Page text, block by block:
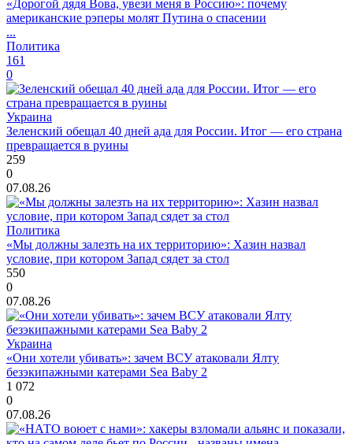
«Дорогой дядя Вова, увези меня в Россию»: почему
американские рэперы молят Путина о спасении
...
Политика
161
0
Украина
Зеленский обещал 40 дней ада для России. Итог — его страна
превращается в руины
259
0
07.08.26
Политика
«Мы должны залезть на их территорию»: Хазин назвал
условие, при котором Запад сядет за стол
550
0
07.08.26
Украина
«Они хотели убивать»: зачем ВСУ атаковали Ялту
безэкипажными катерами Sea Baby 2
1 072
0
07.08.26